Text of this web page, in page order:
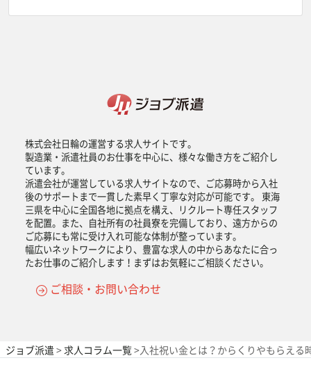
株式会社日輪の運営する求人サイトです。
製造業・派遣社員のお仕事を中心に、様々な働き方をご紹介し
ています。
派遣会社が運営している求人サイトなので、ご応募時から入社
後のサポートまで一貫した素早く丁寧な対応が可能です。 東海
三県を中心に全国各地に拠点を構え、リクルート専任スタッフ
を配置。また、自社所有の社員寮を完備しており、遠方からの
ご応募にも常に受け入れ可能な体制が整っています。
幅広いネットワークにより、豊富な求人の中からあなたに合っ
たお仕事のご紹介します！まずはお気軽にご相談ください。
ご相談・お問い合わせ
ジョブ派遣>求人コラム一覧>入社祝い金とは？からくりやもらえる